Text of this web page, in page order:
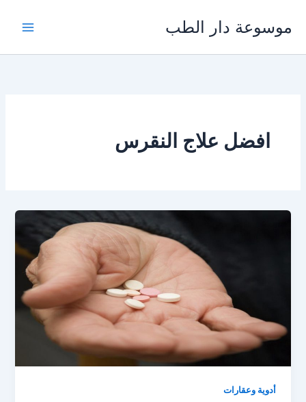
المحتوى
موسوعة دار الطب
افضل علاج النقرس
أدوية وعقارات